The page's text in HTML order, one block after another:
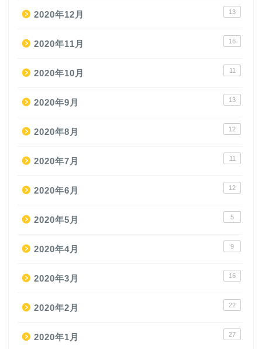
2020年12月 13
2020年11月 16
2020年10月 11
2020年9月 13
2020年8月 12
2020年7月 11
2020年6月 12
2020年5月 5
2020年4月 9
2020年3月 16
2020年2月 22
2020年1月 27